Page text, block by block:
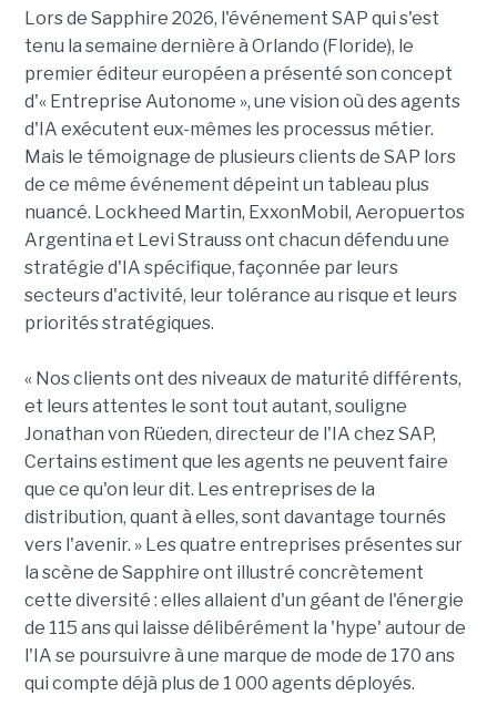
Lors de Sapphire 2026, l'événement SAP qui s'est
tenu la semaine dernière à Orlando (Floride), le
premier éditeur européen a présenté son concept
d'« Entreprise Autonome », une vision où des agents
d'IA exécutent eux-mêmes les processus métier.
Mais le témoignage de plusieurs clients de SAP lors
de ce même événement dépeint un tableau plus
nuancé. Lockheed Martin, ExxonMobil, Aeropuertos
Argentina et Levi Strauss ont chacun défendu une
stratégie d'IA spécifique, façonnée par leurs
secteurs d'activité, leur tolérance au risque et leurs
priorités stratégiques.
« Nos clients ont des niveaux de maturité différents,
et leurs attentes le sont tout autant, souligne
Jonathan von Rüeden, directeur de l'IA chez SAP,
Certains estiment que les agents ne peuvent faire
que ce qu'on leur dit. Les entreprises de la
distribution, quant à elles, sont davantage tournés
vers l'avenir. » Les quatre entreprises présentes sur
la scène de Sapphire ont illustré concrètement
cette diversité : elles allaient d'un géant de l'énergie
de 115 ans qui laisse délibérément la 'hype' autour de
l'IA se poursuivre à une marque de mode de 170 ans
qui compte déjà plus de 1 000 agents déployés.